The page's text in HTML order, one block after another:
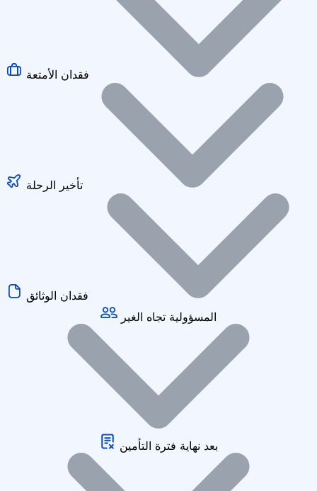
المسؤولية تجاه الغير
بعد نهاية فترة التأمين